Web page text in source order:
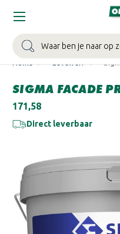
Zoeken
WIN EEN BALLONVAART:
Home Gevelverf
SIGMA FACADE
€171,58
Direct leverbaar